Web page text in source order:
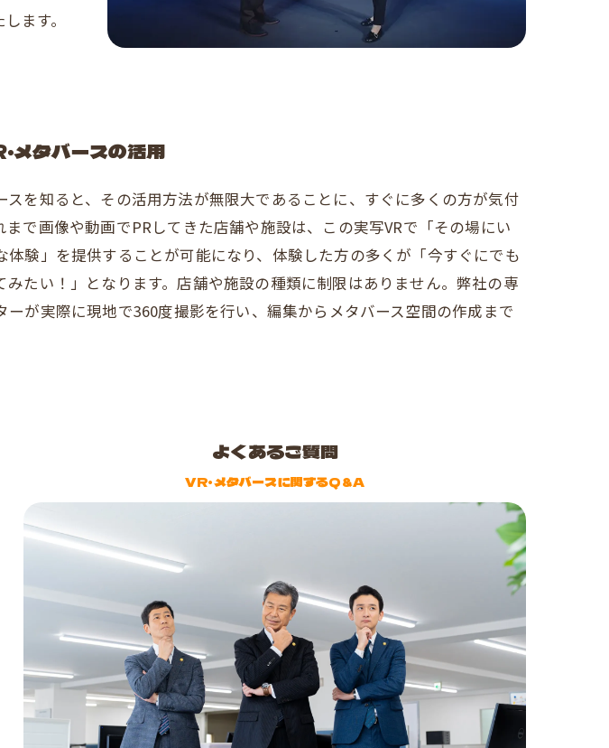
ます。
メタバースの活用
スを知ると、その活用方法が無限大であることに、すぐに多くの方が気付
まで画像や動画でPRしてきた店舗や施設は、この実写VRで「その場にい
体験」を提供することが可能になり、体験した方の多くが「今すぐにでも
みたい！」となります。店舗や施設の種類に制限はありません。弊社の専
ーが実際に現地で360度撮影を行い、編集からメタバース空間の作成まで
よくあるご質問
VR・メタバースに関するQ&A